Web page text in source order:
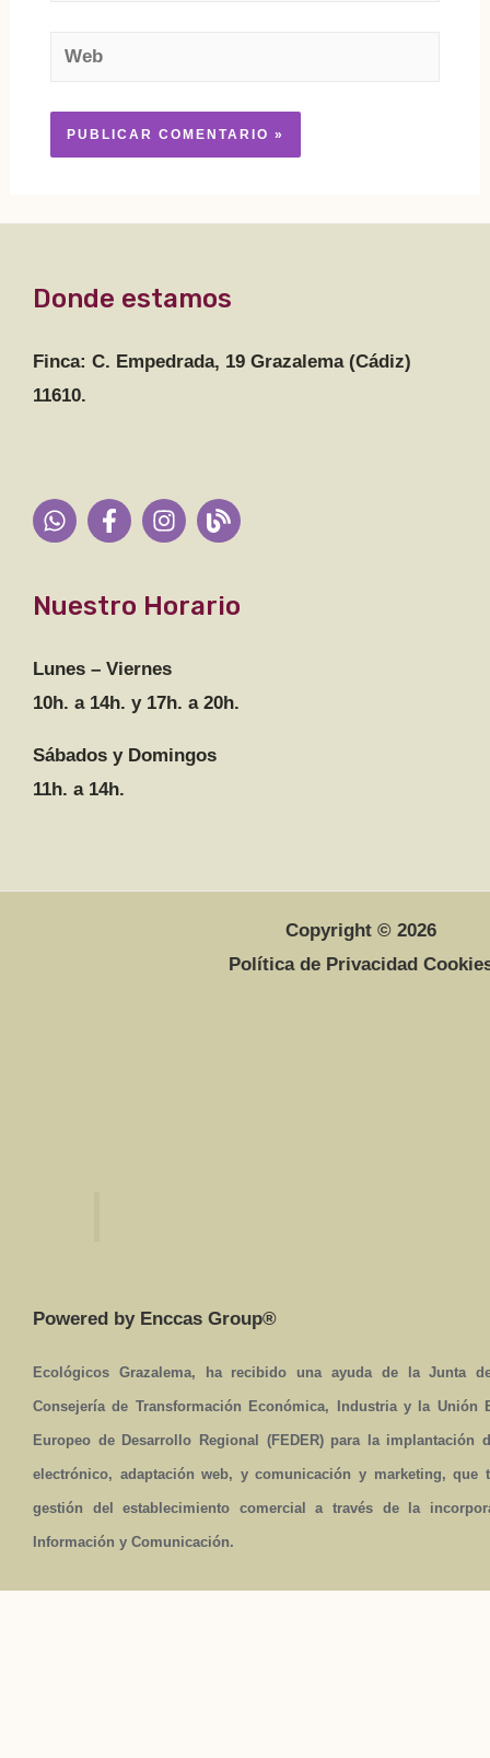
Web
Donde estamos
Finca: C. Empedrada, 19 Grazalema (Cádiz)
11610.
Nuestro Horario
Lunes – Viernes
10h. a 14h. y 17h. a 20h.
Sábados y Domingos
11h. a 14h.
Copyright © 2026
Política de Privacidad
Powered by Enccas Group®
Ecológicos Grazalema, ha recibido una ayuda de la Junta
Consejería de Transformación Económica, Industria y la Unión
Europeo de Desarrollo Regional (FEDER) para la implantación
electrónico, adaptación web, y comunicación y marketing,
gestión del establecimiento comercial a través de la
Información y Comunicación.